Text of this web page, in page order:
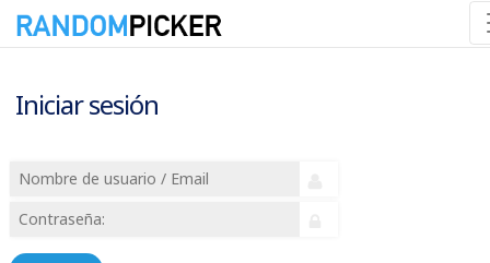
Iniciar sesión